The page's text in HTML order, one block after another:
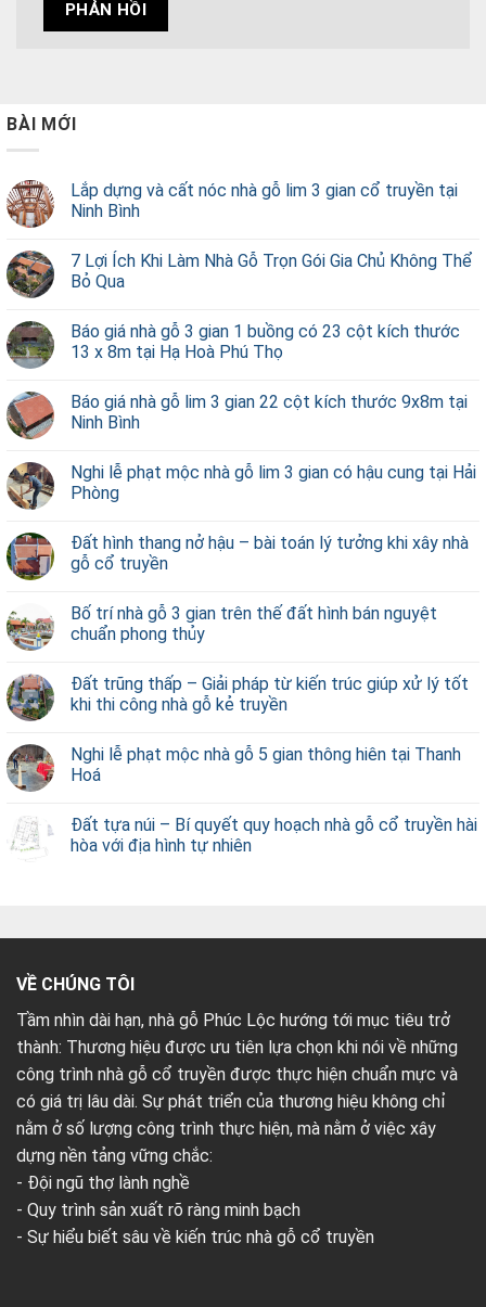
BÀI MỚI
Lắp dựng và cất nóc nhà gỗ lim 3 gian cổ truyền tại
Ninh Bình
7 Lợi Ích Khi Làm Nhà Gỗ Trọn Gói Gia Chủ Không Thể
Bỏ Qua
Báo giá nhà gỗ 3 gian 1 buồng có 23 cột kích thước
13 x 8m tại Hạ Hoà Phú Thọ
Báo giá nhà gỗ lim 3 gian 22 cột kích thước 9x8m tại
Ninh Bình
Nghi lễ phạt mộc nhà gỗ lim 3 gian có hậu cung tại Hải
Phòng
Đất hình thang nở hậu – bài toán lý tưởng khi xây nhà
gỗ cổ truyền
Bố trí nhà gỗ 3 gian trên thế đất hình bán nguyệt
chuẩn phong thủy
Đất trũng thấp – Giải pháp từ kiến trúc giúp xử lý tốt
khi thi công nhà gỗ kẻ truyền
Nghi lễ phạt mộc nhà gỗ 5 gian thông hiên tại Thanh
Hoá
Đất tựa núi – Bí quyết quy hoạch nhà gỗ cổ truyền hài
hòa với địa hình tự nhiên
VỀ CHÚNG TÔI
Tầm nhìn dài hạn, nhà gỗ Phúc Lộc hướng tới mục tiêu trở
thành: Thương hiệu được ưu tiên lựa chọn khi nói về những
công trình nhà gỗ cổ truyền được thực hiện chuẩn mực và
có giá trị lâu dài. Sự phát triển của thương hiệu không chỉ
nằm ở số lượng công trình thực hiện, mà nằm ở việc xây
dựng nền tảng vững chắc:
- Đội ngũ thợ lành nghề
- Quy trình sản xuất rõ ràng minh bạch
- Sự hiểu biết sâu về kiến trúc nhà gỗ cổ truyền